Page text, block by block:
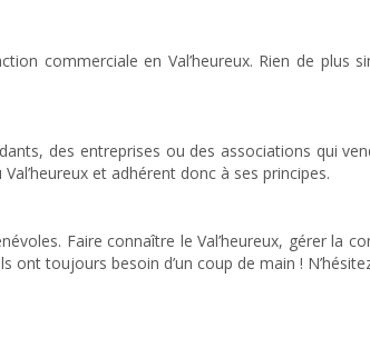
commerciale en Val’heureux. Rien de
des entreprises ou des associations qui
et adhérent donc à ses principes.
Faire connaître le Val’heureux, gérer
toujours besoin d’un coup de main !